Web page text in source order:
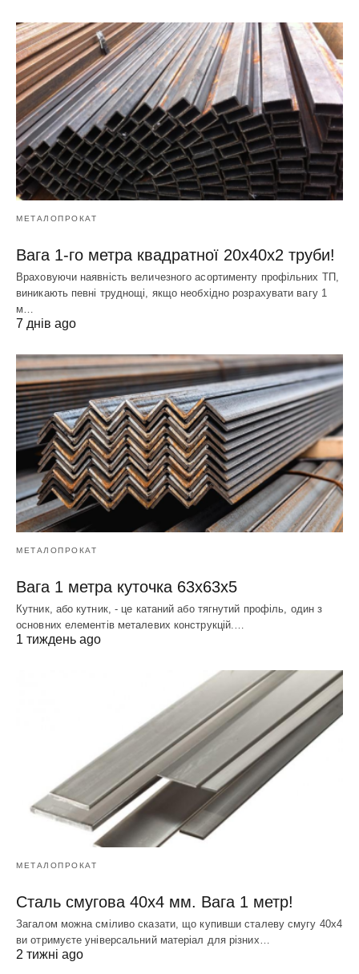
МЕТАЛОПРОКАТ
Вага 1-го метра квадратної 20х40х2 труби!
Враховуючи наявність величезного асортименту профільних ТП,
виникають певні труднощі, якщо необхідно розрахувати вагу 1
м…
7 днів ago
МЕТАЛОПРОКАТ
Вага 1 метра куточка 63х63х5
Кутник, або кутник, - це катаний або тягнутий профіль, один з
основних елементів металевих конструкцій.…
1 тиждень ago
МЕТАЛОПРОКАТ
Сталь смугова 40х4 мм. Вага 1 метр!
Загалом можна сміливо сказати, що купивши сталеву смугу 40х4
ви отримуєте універсальний матеріал для різних…
2 тижні ago